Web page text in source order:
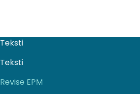
Teksti
Teksti
Revise EPM